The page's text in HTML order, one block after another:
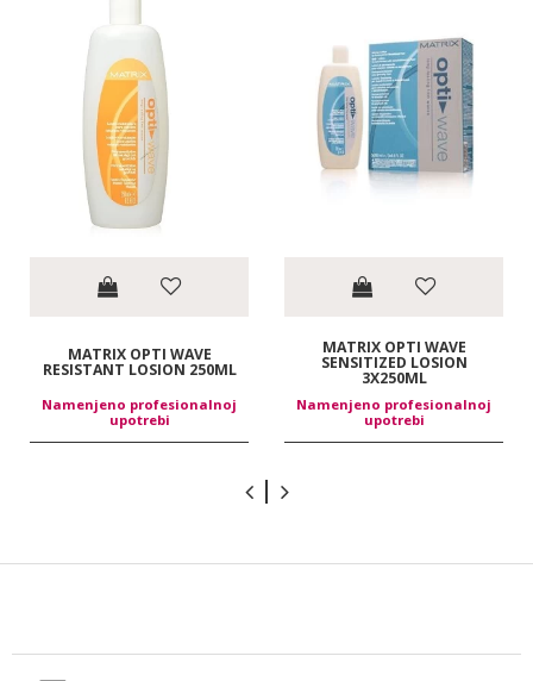
MATRIX OPTI WAVE
RESISTANT LOSION 250ML
Namenjeno profesionalnoj
upotrebi
MATRIX OPTI WAVE
SENSITIZED LOSION
3X250ML
Namenjeno profesionalnoj
upotrebi